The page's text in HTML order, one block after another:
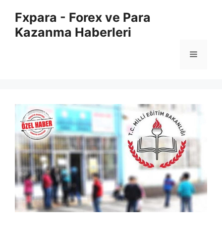
Fxpara - Forex ve Para
Kazanma Haberleri
Menü